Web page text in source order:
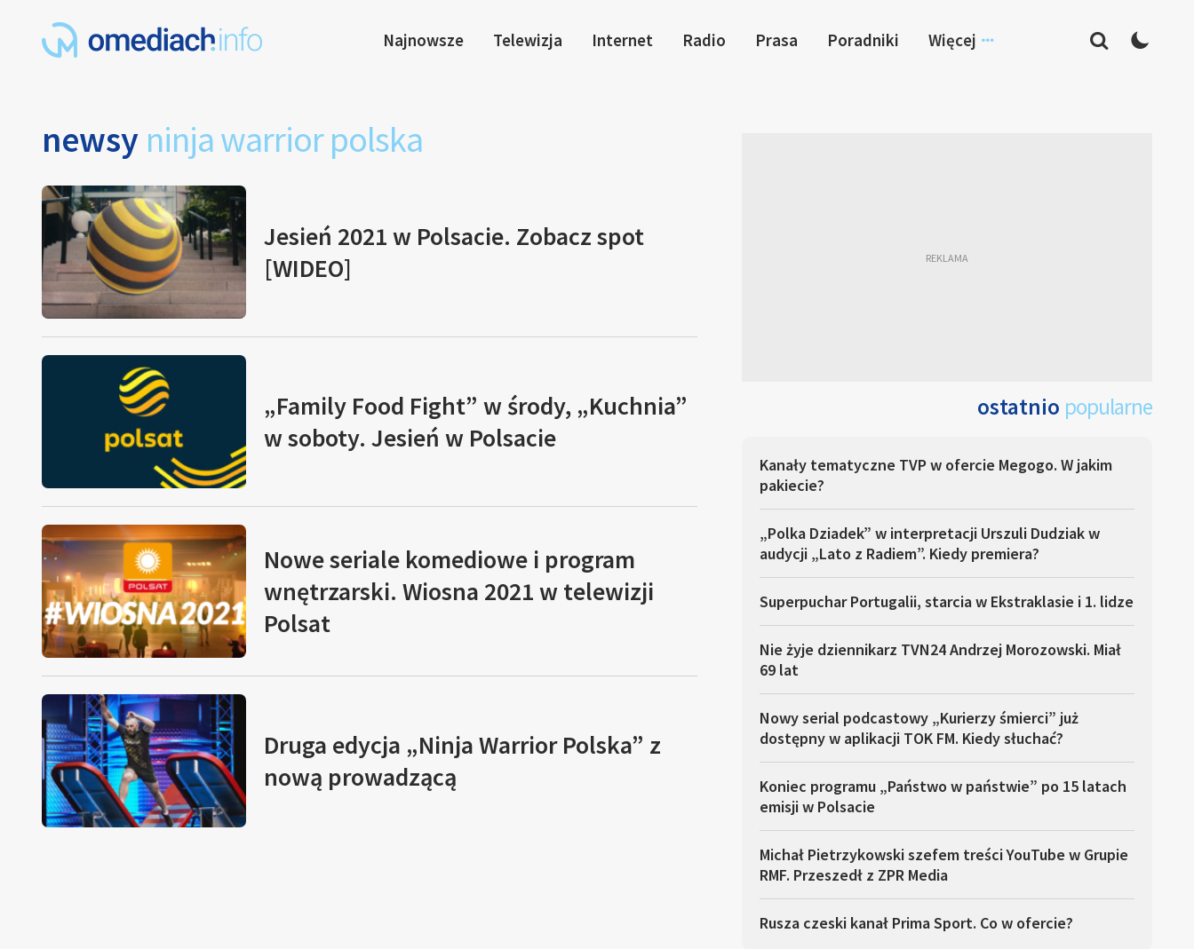
Najnowsze Telewizja Internet Radio Prasa Poradniki Więcej
newsy ninja warrior polska
Jesień 2021 w Polsacie. Zobacz spot
[WIDEO]
„Family Food Fight” w środy, „Kuchnia”
w soboty. Jesień w Polsacie
Nowe seriale komediowe i program
wnętrzarski. Wiosna 2021 w telewizji
Polsat
Druga edycja „Ninja Warrior Polska” z
nową prowadzącą
ostatnio popularne
Kanały tematyczne TVP w ofercie Megogo. W jakim
pakiecie?
„Polka Dziadek” w interpretacji Urszuli Dudziak w
audycji „Lato z Radiem”. Kiedy premiera?
Superpuchar Portugalii, starcia w Ekstraklasie i 1. lidze
Nie żyje dziennikarz TVN24 Andrzej Morozowski. Miał
69 lat
Nowy serial podcastowy „Kurierzy śmierci” już
dostępny w aplikacji TOK FM. Kiedy słuchać?
Koniec programu „Państwo w państwie” po 15 latach
emisji w Polsacie
Michał Pietrzykowski szefem treści YouTube w Grupie
RMF. Przeszedł z ZPR Media
Rusza czeski kanał Prima Sport. Co w ofercie?